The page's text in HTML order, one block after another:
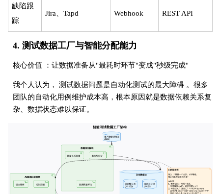
缺陷跟
踪
Jira、Tapd Webhook REST API
4. 测试数据工厂与智能分配能力
核心价值 ：让数据准备从"最耗时环节"变成"秒级完成"
我个人认为， 测试数据问题是自动化测试的最大障碍 。很多
团队的自动化用例维护成本高，根本原因就是数据依赖关系复
杂、数据状态难以保证。